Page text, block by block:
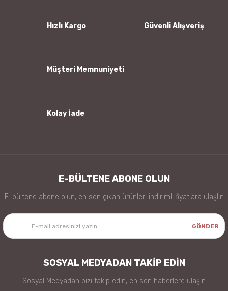
Ürün bilgilerinde hatalar bulunuyor.
Hızlı Kargo Güvenli Alışveriş
Müşteri Memnuniyeti
Kolay İade
E-BÜLTENE ABONE OLUN
E-bültene abone olun, en son çıkan ürünleri indirimli fiyatlara ulaşlın
GÖNDER
SOSYAL MEDYADAN TAKİP EDİN
Sosyal Medyadan bizi takip edin, en son haberlere ulaşın